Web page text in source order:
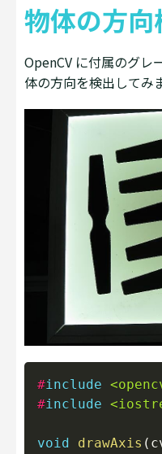
物体の方向
OpenCV に付属のグレ
体の方向を検出してみ
#include
#include
void drawAxis (